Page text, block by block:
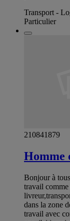
Transport -
Particulier
210841879
Homme
Bonjour à
travail
dans la zone
travail avec